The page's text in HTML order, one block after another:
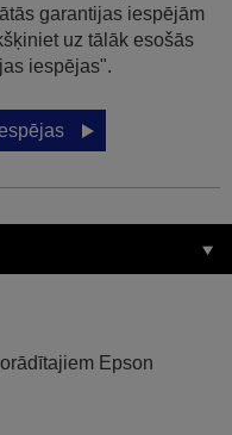
garantijas iespējām
uz tālāk esošās
iespējas".
Epson